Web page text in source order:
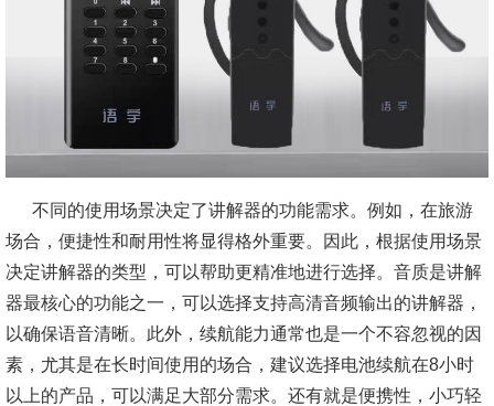
不同的使用场景决定了讲解器的功能需求。例如，在旅游
场合，便捷性和耐用性将显得格外重要。因此，根据使用场景
决定讲解器的类型，可以帮助更精准地进行选择。音质是讲解
器最核心的功能之一，可以选择支持高清音频输出的讲解器，
以确保语音清晰。此外，续航能力通常也是一个不容忽视的因
素，尤其是在长时间使用的场合，建议选择电池续航在8小时
以上的产品，可以满足大部分需求。还有就是便携性，小巧轻